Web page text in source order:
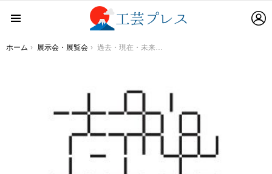
You are here:
ホーム 展示会・展覧会 過去・現在・未来が交差する、テキスタイルギャラリー「真妙庵」2022 年10月28日（金）オープン